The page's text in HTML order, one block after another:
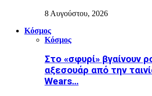
8 Αυγούστου, 2026
Κόσμος
Κόσμος
Στο «σφυρί» βγαίνουν
αξεσουάρ από την
Wears…